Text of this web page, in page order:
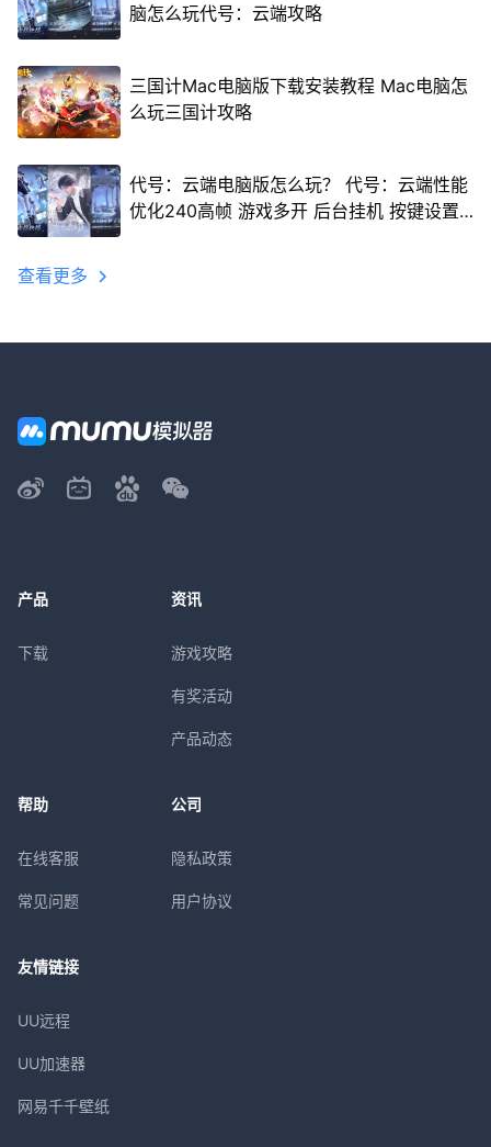
脑怎么玩代号：云端攻略
三国计Mac电脑版下载安装教程 Mac电脑怎
么玩三国计攻略
代号：云端电脑版怎么玩？ 代号：云端性能
优化240高帧 游戏多开 后台挂机 按键设置
查看更多
产品
下载
资讯
游戏攻略
有奖活动
产品动态
帮助
在线客服
常见问题
公司
隐私政策
用户协议
友情链接
UU远程
UU加速器
网易千千壁纸